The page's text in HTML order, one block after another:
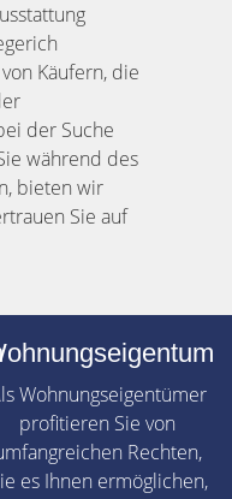
Käufern, die
der Suche
während des
bieten wir
Sie auf
Wohnungseigentümer
profitieren Sie von
Rechten,
es Ihnen ermöglichen,